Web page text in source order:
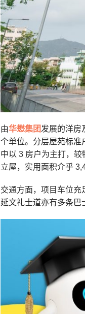
由华懋集团 发展的洋房
个单位。分层屋苑标准
中以 3 房户为主打，
立屋，实用面积介乎
交通方面，项目车位充
延文礼士道亦有多条巴